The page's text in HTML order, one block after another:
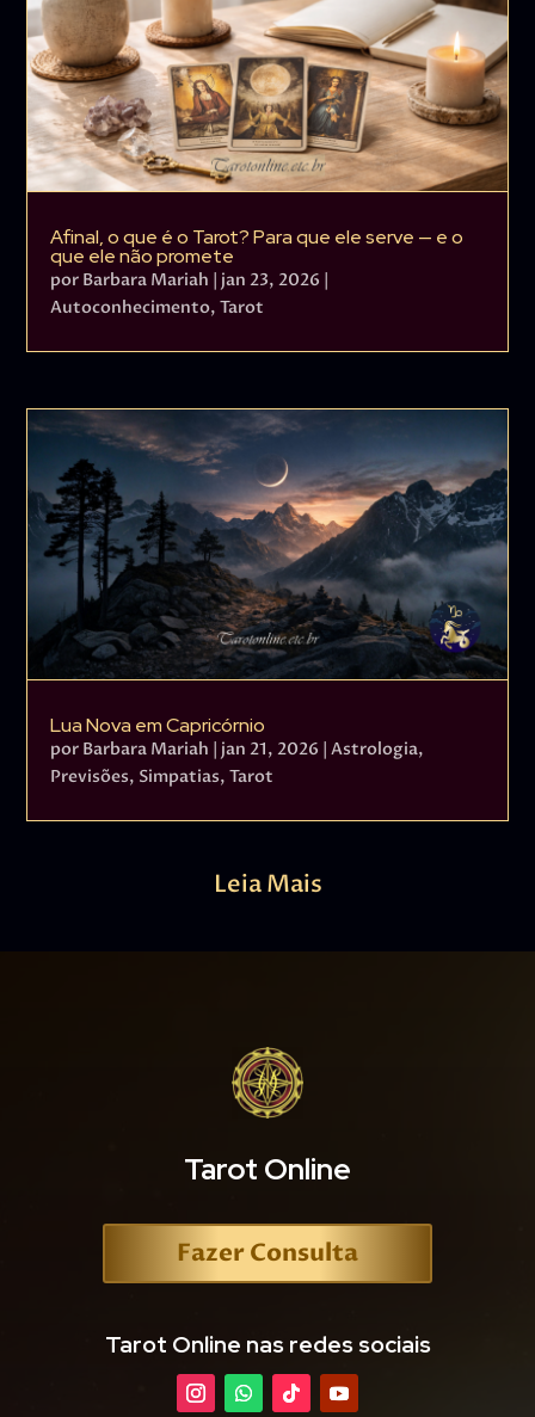
Afinal, o que é o Tarot? Para que ele serve — e o
que ele não promete
por Barbara Mariah jan 23, 2026
Autoconhecimento,Tarot
Lua Nova em Capricórnio
por Barbara Mariah | jan 21, 2026 |Astrologia,
Previsões, Simpatias,Tarot
Leia Mais
Tarot Online
Fazer Consulta
Tarot Online nas redes sociais